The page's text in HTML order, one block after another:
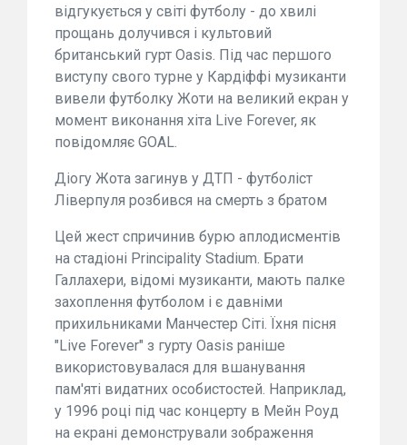
відгукується у світі футболу - до хвилі
прощань долучився і культовий
британський гурт Oasis. Під час першого
виступу свого турне у Кардіффі музиканти
вивели футболку Жоти на великий екран у
момент виконання хіта Live Forever, як
повідомляє GOAL.
Діогу Жота загинув у ДТП - футболіст
Ліверпуля розбився на смерть з братом
Цей жест спричинив бурю аплодисментів
на стадіоні Principality Stadium. Брати
Галлахери, відомі музиканти, мають палке
захоплення футболом і є давніми
прихильниками Манчестер Сіті. Їхня пісня
"Live Forever" з гурту Oasis раніше
використовувалася для вшанування
пам'яті видатних особистостей. Наприклад,
у 1996 році під час концерту в Мейн Роуд
на екрані демонстрували зображення